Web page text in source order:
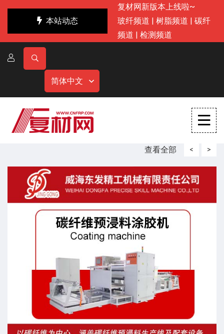
本站动态
复材网新版本上线啦~
玻纤频道 | 树脂频道 | 碳纤
频道 | 检测频道
简体中文
查看全部 < >